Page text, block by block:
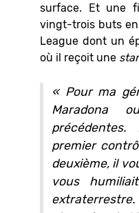
surface. Et une
vingt-trois buts en
League dont un
où il reçoit une
« Pour ma
Maradona
premier
deuxième, il
vous